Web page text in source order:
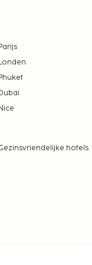
Parijs
Londen
Phuket
Dubai
Nice
hotels